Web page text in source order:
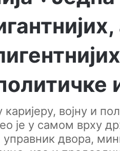
војну и
је у самом врху
двора,